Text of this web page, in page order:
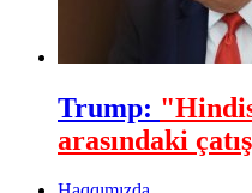
Trump:
arasındaki